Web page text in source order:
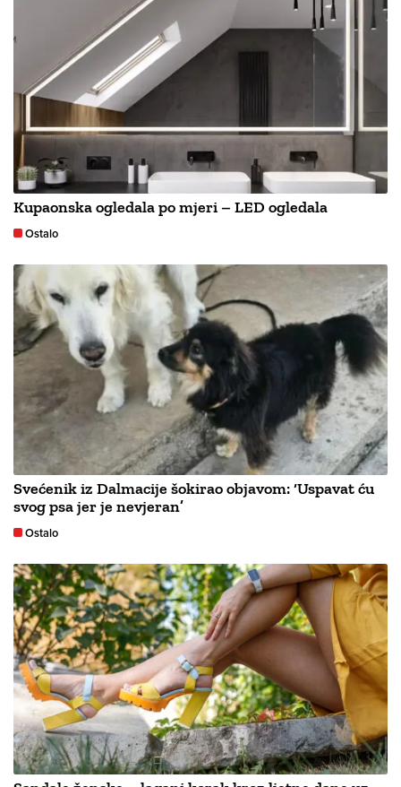
Kupaonska ogledala po mjeri – LED ogledala
Ostalo
Svećenik iz Dalmacije šokirao objavom: ‘Uspavat ću
svog psa jer je nevjeran’
Ostalo